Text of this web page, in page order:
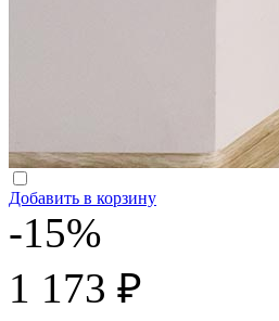
Добавить в корзину
-15%
1 173 ₽